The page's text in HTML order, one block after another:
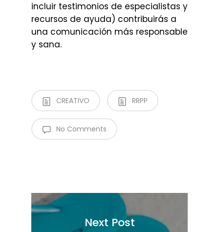
incluir testimonios de especialistas y
recursos de ayuda) contribuirás a
una comunicación más responsable
y sana.
CREATIVO RRPP
No Comments
Next Post